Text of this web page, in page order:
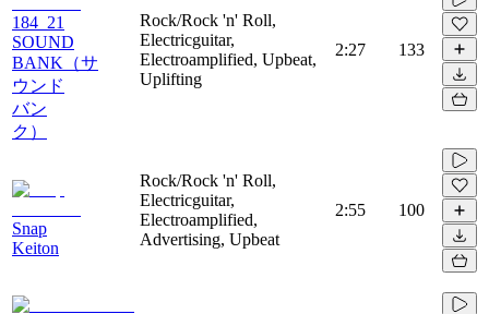
184_21
SOUND
BANK（サ
ウンド
バン
ク）
Rock/Rock 'n' Roll,
Electricguitar,
Electroamplified, Upbeat,
Uplifting
2:27 133
Snap
Keiton
Rock/Rock 'n' Roll,
Electricguitar,
Electroamplified,
Advertising, Upbeat
2:55 100